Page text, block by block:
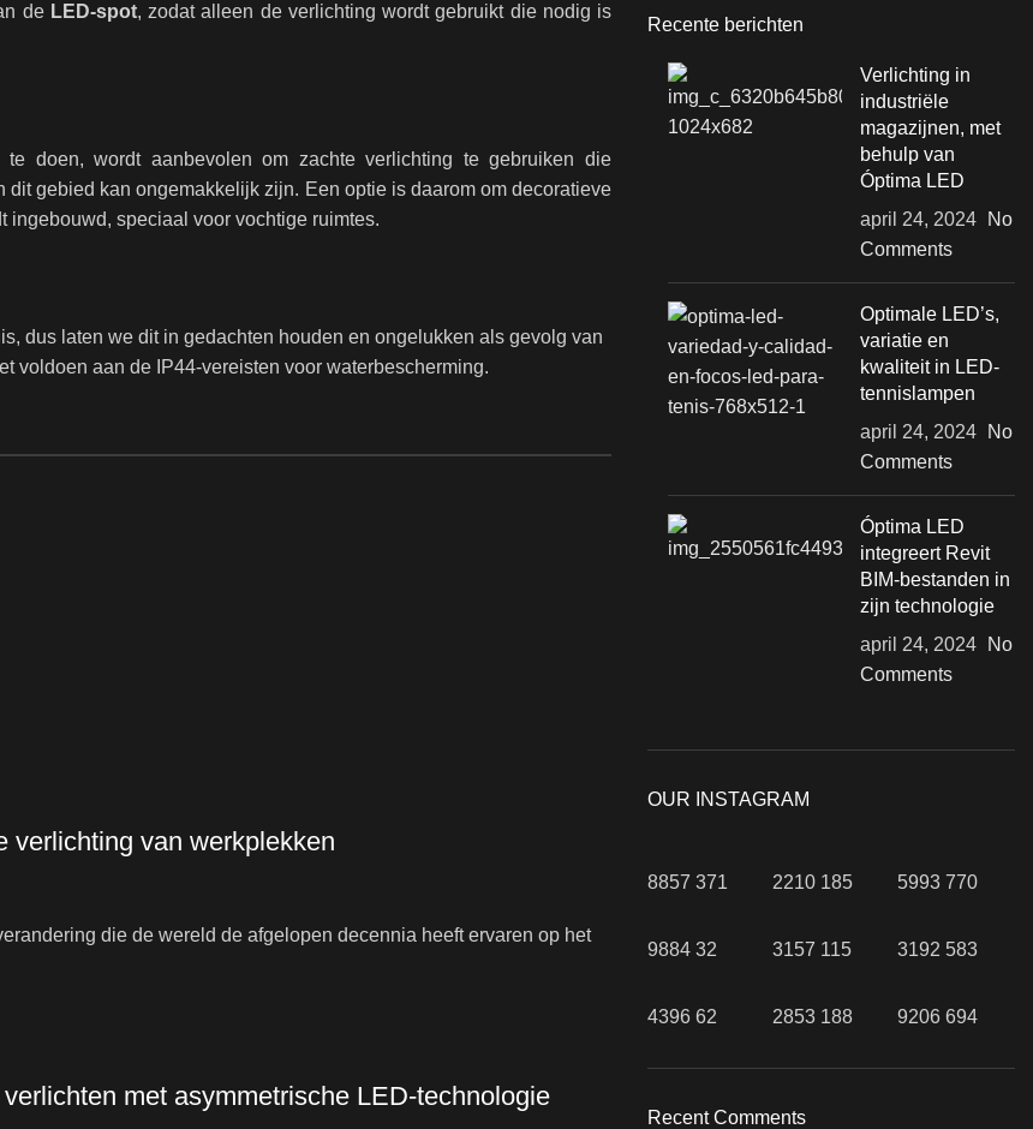
de LED-spot, zodat alleen de verlichting wordt gebruikt die nodig is
doen, wordt aanbevolen om zachte verlichting te gebruiken die
gebied kan ongemakkelijk zijn. Een optie is daarom om decoratieve
ingebouwd, speciaal voor vochtige ruimtes.
dus laten we dit in gedachten houden en ongelukken als gevolg van
voldoen aan de IP44-vereisten voor waterbescherming.
verlichting van werkplekken
die de wereld de afgelopen decennia heeft ervaren op het
met asymmetrische LED-technologie
Recente berichten
Verlichting in
industriële
magazijnen, met
behulp van
Óptima LED
april 24, 2024
No
Comments
Optimale LED’s,
variatie en
kwaliteit in LED-
tennislampen
april 24, 2024
No
Comments
Óptima LED
integreert Revit
BIM-bestanden in
zijn technologie
april 24, 2024
No
Comments
OUR INSTAGRAM
8857 371 2210 185 5993 770
9884 32 3157 115 3192 583
4396 62 2853 188 9206 694
Recent Comments